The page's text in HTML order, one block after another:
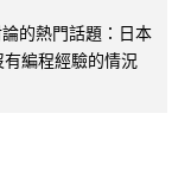
的熱門話題：日本
編程經驗的情況